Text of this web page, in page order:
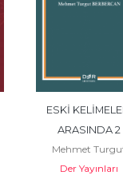
ESKİ
ARASINDA 2
Mehmet
BERBERCAN
Der Yayınları